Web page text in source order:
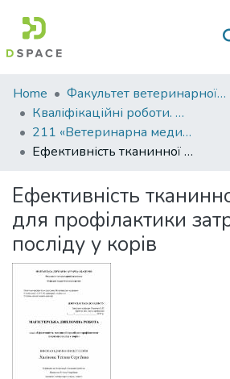
Communities
&
Collections
All of DSpace
Statistics
Home
Факультет ветеринарної медицини
Кваліфікаційні роботи. Факультет ветеринарної медицини
211 «Ветеринарна медицина»
Ефективність тканинної терапії для профілактики затримки посліду у корів
Ефективність
для профілактики
посліду у корів